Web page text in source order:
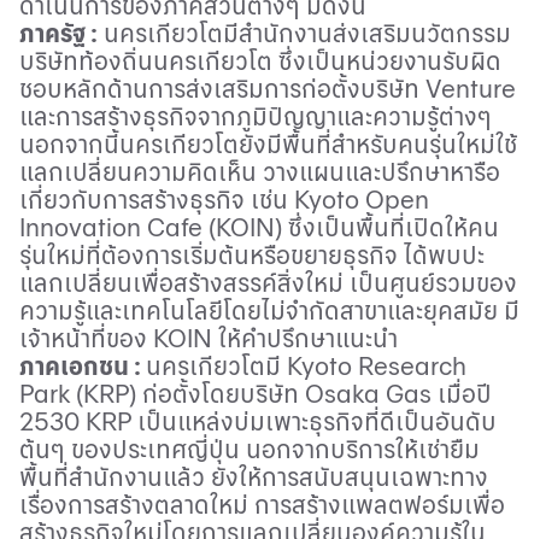
ภาครัฐ : นครเกียวโตมีสำนักงานส่งเสริมนวัตกรรม
บริษัทท้องถิ่นนครเกียวโต ซึ่งเป็นหน่วยงานรับผิด
ชอบหลักด้านการส่งเสริมการก่อตั้งบริษัท Venture
และการสร้างธุรกิจจากภูมิปัญญาและความรู้ต่างๆ
นอกจากนี้นครเกียวโตยังมีพื้นที่สำหรับคนรุ่นใหม่ใช้
แลกเปลี่ยนความคิดเห็น วางแผนและปรึกษาหารือ
เกี่ยวกับการสร้างธุรกิจ เช่น Kyoto Open
Innovation Cafe (KOIN) ซึ่งเป็นพื้นที่เปิดให้คน
รุ่นใหม่ที่ต้องการเริ่มต้นหรือขยายธุรกิจ ได้พบปะ
แลกเปลี่ยนเพื่อสร้างสรรค์สิ่งใหม่ เป็นศูนย์รวมของ
ความรู้และเทคโนโลยีโดยไม่จำกัดสาขาและยุคสมัย มี
เจ้าหน้าที่ของ KOIN ให้คำปรึกษาแนะนำ
ภาคเอกชน : นครเกียวโตมี Kyoto Research
Park (KRP) ก่อตั้งโดยบริษัท Osaka Gas เมื่อปี
2530 KRP เป็นแหล่งบ่มเพาะธุรกิจที่ดีเป็นอันดับ
ต้นๆ ของประเทศญี่ปุ่น นอกจากบริการให้เช่ายืม
พื้นที่สำนักงานแล้ว ยังให้การสนับสนุนเฉพาะทาง
เรื่องการสร้างตลาดใหม่ การสร้างแพลตฟอร์มเพื่อ
สร้างธุรกิจใหม่โดยการแลกเปลี่ยนองค์ความรู้ใน